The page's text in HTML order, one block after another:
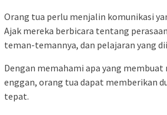
Orang tua perlu menjalin komunikasi
Ajak mereka berbicara tentang
teman-temannya, dan pelajaran yang
Dengan memahami apa yang membuat
enggan, orang tua dapat memberikan
tepat.